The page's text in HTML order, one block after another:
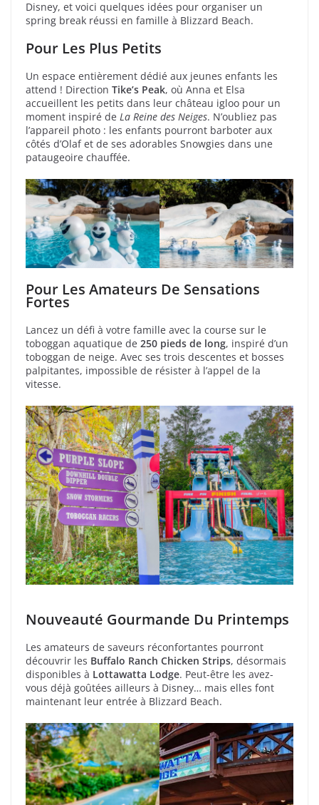
Disney, et voici quelques idées pour organiser un
spring break réussi en famille à Blizzard Beach.
Pour Les Plus Petits
Un espace entièrement dédié aux jeunes enfants les
attend ! Direction Tike’s Peak, où Anna et Elsa
accueillent les petits dans leur château igloo pour un
moment inspiré de La Reine des Neiges. N’oubliez pas
l’appareil photo : les enfants pourront barboter aux
côtés d’Olaf et de ses adorables Snowgies dans une
pataugeoire chauffée.
Pour Les Amateurs De Sensations
Fortes
Lancez un défi à votre famille avec la course sur le
toboggan aquatique de 250 pieds de long, inspiré d’un
toboggan de neige. Avec ses trois descentes et bosses
palpitantes, impossible de résister à l’appel de la
vitesse.
Nouveauté Gourmande Du Printemps
Les amateurs de saveurs réconfortantes pourront
découvrir les Buffalo Ranch Chicken Strips, désormais
disponibles à Lottawatta Lodge. Peut-être les avez-
vous déjà goûtées ailleurs à Disney… mais elles font
maintenant leur entrée à Blizzard Beach.